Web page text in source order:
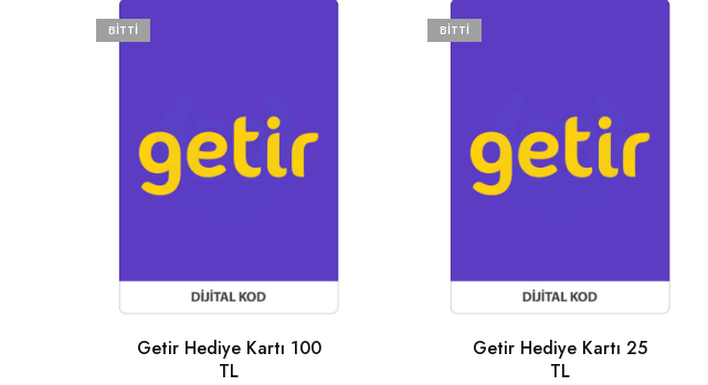
BITTI
Getir Hediye Kartı 100
TL
BITTI
Getir Hediye Kartı 25
TL